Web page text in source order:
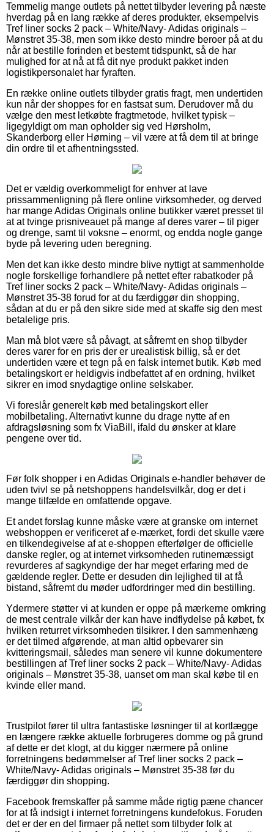
Temmelig mange outlets på nettet tilbyder levering på næste
hverdag på en lang række af deres produkter, eksempelvis
Tref liner socks 2 pack – White/Navy- Adidas originals –
Mønstret 35-38, men som ikke desto mindre beroer på at du
når at bestille forinden et bestemt tidspunkt, så de har
mulighed for at nå at få dit nye produkt pakket inden
logistikpersonalet har fyraften.
En række online outlets tilbyder gratis fragt, men undertiden
kun når der shoppes for en fastsat sum. Derudover må du
vælge den mest letkøbte fragtmetode, hvilket typisk –
ligegyldigt om man opholder sig ved Hørsholm,
Skanderborg eller Hørning – vil være at få dem til at bringe
din ordre til et afhentningssted.
Det er vældig overkommeligt for enhver at lave
prissammenligning på flere online virksomheder, og derved
har mange Adidas Originals online butikker været presset til
at at tvinge prisniveauet på mange af deres varer – til piger
og drenge, samt til voksne – enormt, og endda nogle gange
byde på levering uden beregning.
Men det kan ikke desto mindre blive nyttigt at sammenholde
nogle forskellige forhandlere på nettet efter rabatkoder på
Tref liner socks 2 pack – White/Navy- Adidas originals –
Mønstret 35-38 forud for at du færdiggør din shopping,
sådan at du er på den sikre side med at skaffe sig den mest
betalelige pris.
Man må blot være så påvagt, at såfremt en shop tilbyder
deres varer for en pris der er urealistisk billig, så er det
undertiden være et tegn på en falsk internet butik. Køb med
betalingskort er heldigvis indbefattet af en ordning, hvilket
sikrer en imod snydagtige online selskaber.
Vi foreslår generelt køb med betalingskort eller
mobilbetaling. Alternativt kunne du drage nytte af en
afdragsløsning som fx ViaBill, ifald du ønsker at klare
pengene over tid.
Før folk shopper i en Adidas Originals e-handler behøver de
uden tvivl se på netshoppens handelsvilkår, dog er det i
mange tilfælde en omfattende opgave.
Et andet forslag kunne måske være at granske om internet
webshoppen er verificeret af e-mærket, fordi det skulle være
en tilkendegivelse af at e-shoppen efterfølger de officielle
danske regler, og at internet virksomheden rutinemæssigt
revurderes af sagkyndige der har meget erfaring med de
gældende regler. Dette er desuden din lejlighed til at få
bistand, såfremt du møder udfordringer med din bestilling.
Ydermere støtter vi at kunden er oppe på mærkerne omkring
de mest centrale vilkår der kan have indflydelse på købet, fx
hvilken returret virksomheden tilsikrer. I den sammenhæng
er det tilmed afgørende, at man altid opbevarer sin
kvitteringsmail, således man senere vil kunne dokumentere
bestillingen af Tref liner socks 2 pack – White/Navy- Adidas
originals – Mønstret 35-38, uanset om man skal købe til en
kvinde eller mand.
Trustpilot fører til ultra fantastiske løsninger til at kortlægge
en længere række aktuelle forbrugeres domme og på grund
af dette er det klogt, at du kigger nærmere på online
forretningens bedømmelser af Tref liner socks 2 pack –
White/Navy- Adidas originals – Mønstret 35-38 før du
færdiggør din shopping.
Facebook fremskaffer på samme måde rigtig pæne chancer
for at få indsigt i internet forretningens kundefokus. Foruden
det er der en del firmaer på nettet som tilbyder folk at